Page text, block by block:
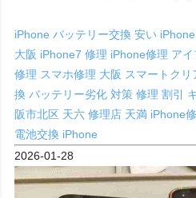
iPhone バッテリー交換 安い
大阪 iPhone7 修理 iPhone修理 ア
修理 スマホ修理 大阪 スマートクリ
換バッテリー劣化 対策修理 割引
阪市北区 天六 修理店 天満 iPhone
電池交換 iPhone
2026-01-28